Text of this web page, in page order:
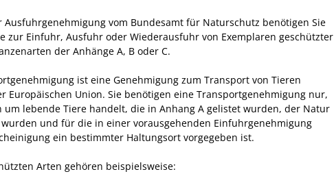
Ausfuhrgenehmigung vom Bundesamt für Naturschutz benötigen Sie
zur Einfuhr, Ausfuhr oder Wiederausfuhr von Exemplaren geschützter
der Anhänge A, B oder C.
ist eine Genehmigung zum Transport von Tieren
Europäischen Union. Sie benötigen eine Transportgenehmigung nur,
um lebende Tiere handelt, die in Anhang A gelistet wurden, der Natur
und für die in einer vorausgehenden Einfuhrgenehmigung
ein bestimmter Haltungsort vorgegeben ist.
Arten gehören beispielsweise: